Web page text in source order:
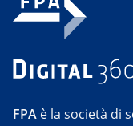
FPA è la società di